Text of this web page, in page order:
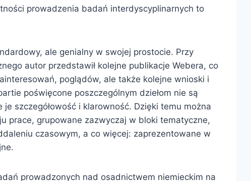
prowadzenia badań interdyscyplinarnych to
ale genialny w swojej prostocie. Przy
autor przedstawił kolejne publikacje Webera, co
poglądów, ale także kolejne wnioski i
poświęcone poszczególnym dziełom nie są
szczegółowość i klarowność. Dzięki temu można
prace, grupowane zazwyczaj w bloki tematyczne,
czasowym, a co więcej: zaprezentowane w
prowadzonych nad osadnictwem niemieckim na